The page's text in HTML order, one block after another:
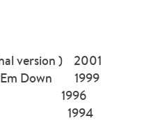
version ) 2001
Em Down 1999
1996
1994